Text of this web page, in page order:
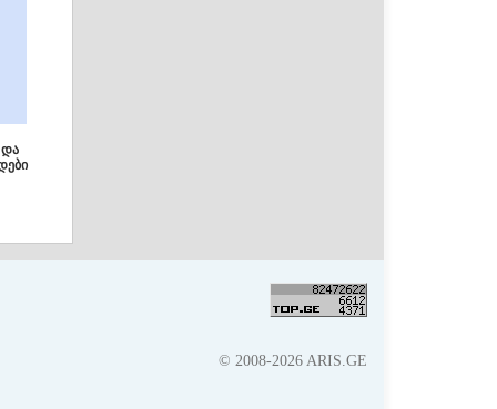
და
© 2008-2026 ARIS.GE